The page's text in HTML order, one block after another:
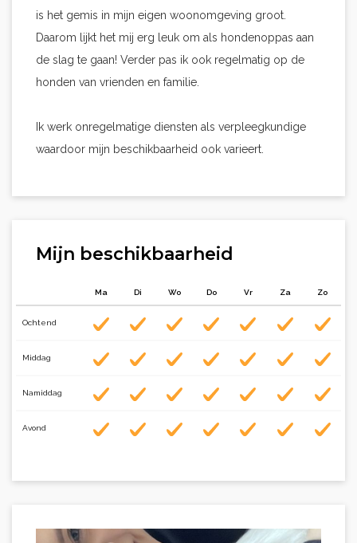
is het gemis in mijn eigen woonomgeving groot.
Daarom lijkt het mij erg leuk om als hondenoppas aan
de slag te gaan! Verder pas ik ook regelmatig op de
honden van vrienden en familie.
Ik werk onregelmatige diensten als verpleegkundige
waardoor mijn beschikbaarheid ook varieert.
Mijn beschikbaarheid
Ma Di Wo Do Vr Za Zo
Ochtend
Middag
Namiddag
Avond